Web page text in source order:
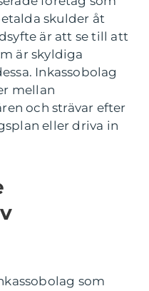
skulder åt
är att se till att
är skyldiga
Inkassobolag
mellan
och strävar efter
eller driva in
som